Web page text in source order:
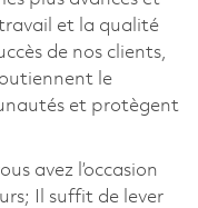
et la qualité
de nos clients,
le
et protègent
avez l’occasion
Il suffit de lever